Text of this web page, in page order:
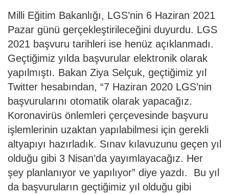
Milli Eğitim Bakanlığı, LGS’nin 6 Haziran 2021
Pazar günü gerçekleştirileceğini duyurdu. LGS
2021 başvuru tarihleri ise henüz açıklanmadı.
Geçtiğimiz yılda başvurular elektronik olarak
yapılmıştı. Bakan Ziya Selçuk, geçtiğimiz yıl
Twitter hesabından, “7 Haziran 2020 LGS’nin
başvurularını otomatik olarak yapacağız.
Koronavirüs önlemleri çerçevesinde başvuru
işlemlerinin uzaktan yapılabilmesi için gerekli
altyapıyı hazırladık. Sınav kılavuzunu geçen yıl
olduğu gibi 3 Nisan’da yayımlayacağız. Her
şey planlanıyor ve yapılıyor” diye yazdı.
Bu yıl
da başvuruların geçtiğimiz yıl olduğu gibi